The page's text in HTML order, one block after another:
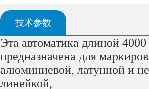
技术参数
Эта автоматика длиной
предназначена для
алюминиевой, латунной и
линейкой,